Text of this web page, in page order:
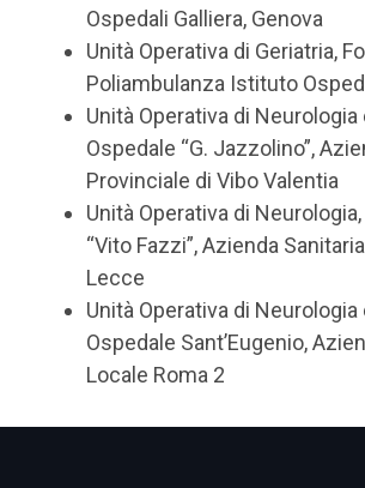
Ospedali Galliera, Genova
Unità Operativa di Geriatria,
Poliambulanza Istituto
Unità Operativa di Neurologia
Ospedale “G. Jazzolino”,
Provinciale di Vibo Valentia
Unità Operativa di
“Vito Fazzi”, Azienda
Lecce
Unità Operativa di Neurologia
Ospedale Sant’Eugenio,
Locale Roma 2